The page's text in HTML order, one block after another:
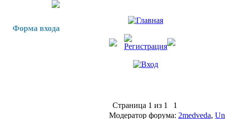
Форма входа
Страница 1 из 1
1
Модератор форума: 2medveda,